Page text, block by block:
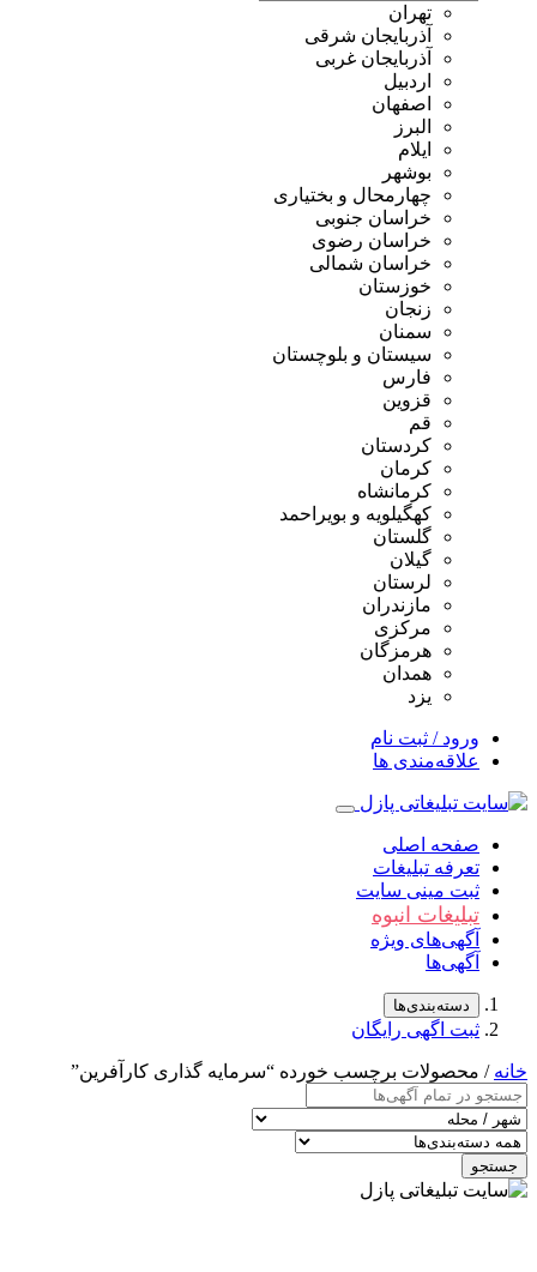
تهران
آذربایجان شرقی
آذربایجان غربی
اردبیل
اصفهان
البرز
ایلام
بوشهر
چهارمحال و بختیاری
خراسان جنوبی
خراسان رضوی
خراسان شمالی
خوزستان
زنجان
سمنان
سیستان و بلوچستان
فارس
قزوین
قم
کردستان
کرمان
کرمانشاه
کهگیلویه و بویراحمد
گلستان
گیلان
لرستان
مازندران
مرکزی
هرمزگان
همدان
یزد
ورود / ثبت نام
علاقه‌مندی ها
صفحه اصلی
تعرفه تبلیغات
ثبت مینی سایت
تبلیغات انبوه
آگهی‌های ویژه
آگهی‌ها
دسته‌بندی‌ها
ثبت اگهی رایگان
خانه / محصولات برچسب خورده “سرمایه گذاری کارآفرین”
جستجو